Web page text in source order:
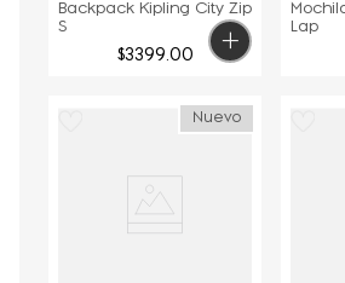
Backpack Kipling City Zip
S
$3399.00
Lap
Nuevo